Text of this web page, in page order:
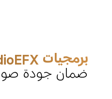
برمجيات Harman AudioEFX
ضمان جودة